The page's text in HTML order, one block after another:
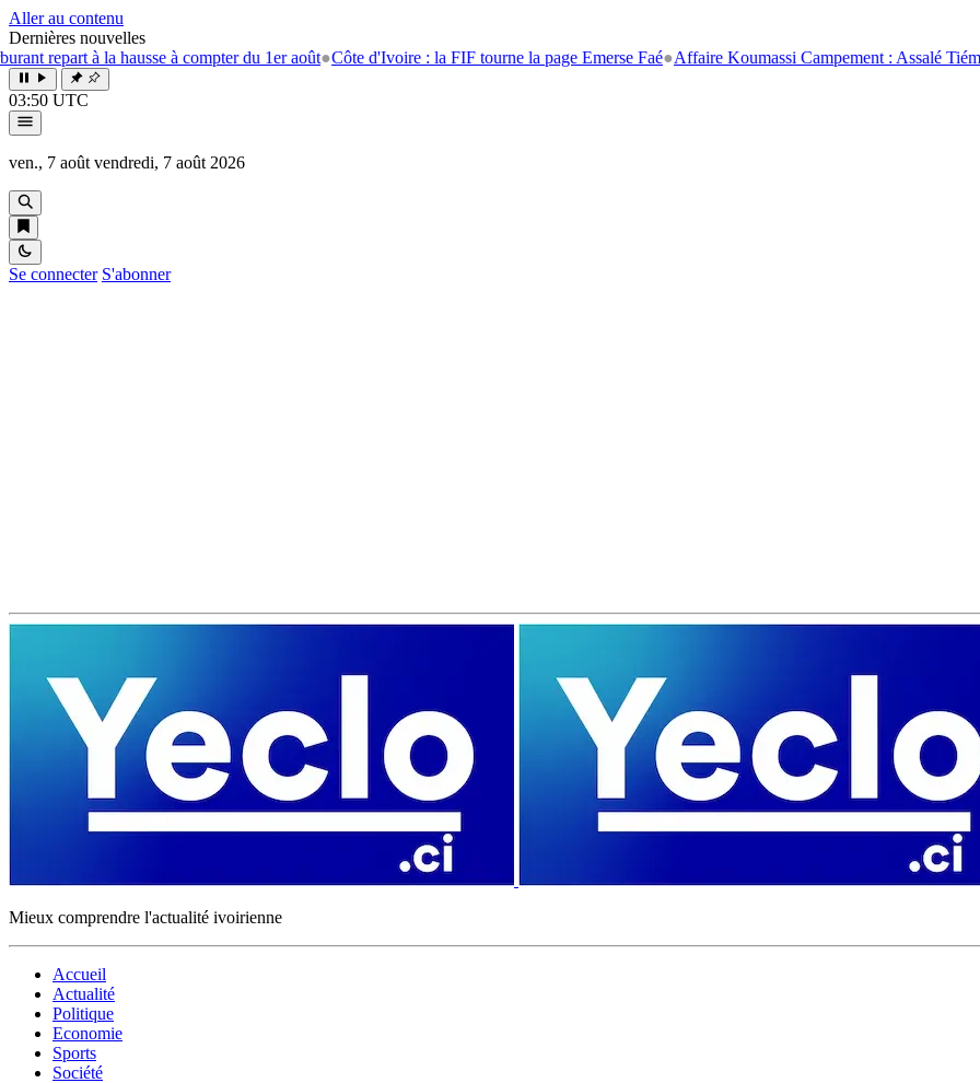
Aller au contenu
Dernières nouvelles
à la hausse à compter du 1er août●Côte d'Ivoire : la FIF tourne la page Emerse Faé●Affaire Koumassi Campement : Assalé Tiémoko et
03:50 UTC
ven., 7 août vendredi, 7 août 2026
Se connecter S'abonner
Mieux comprendre l'actualité ivoirienne
Accueil
Actualité
Politique
Economie
Sports
Société